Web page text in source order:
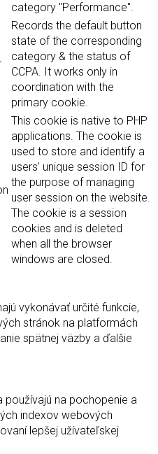
category "Performance".
Records the default button
state of the corresponding
category & the status of
CCPA. It works only in
coordination with the
primary cookie.
This cookie is native to PHP
applications. The cookie is
used to store and identify a
users' unique session ID for
the purpose of managing
user session on the website.
The cookie is a session
cookies and is deleted
when all the browser
windows are closed.
vykonávať určité funkcie,
stránok na platformách
spätnej väzby a ďalšie
na pochopenie a
indexov webových
lepšej užívateľskej